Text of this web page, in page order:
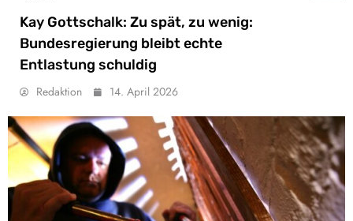
Kay Gottschalk: Zu spät, zu wenig:
Bundesregierung bleibt echte
Entlastung schuldig
Redaktion 14. April 2026